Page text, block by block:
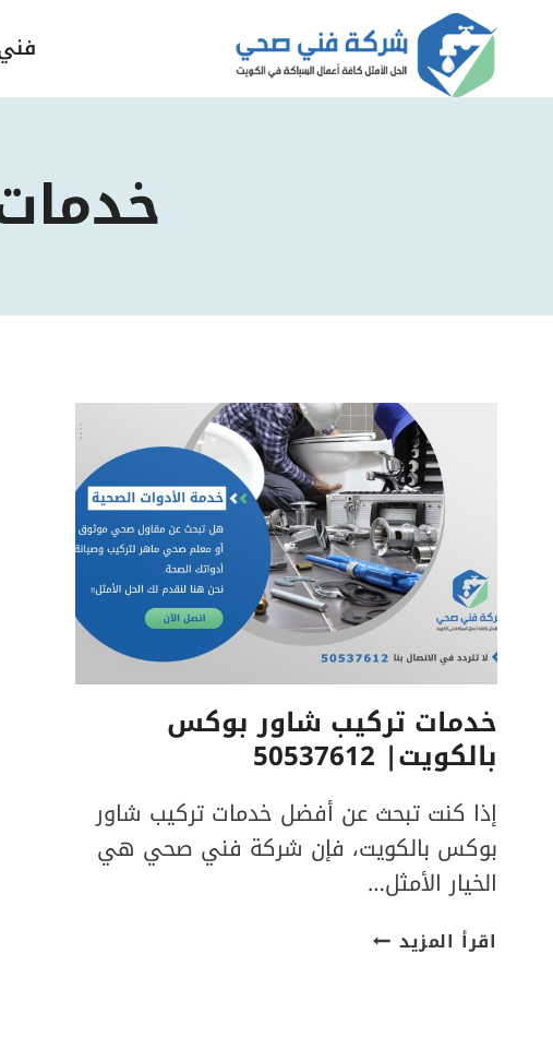
التجاوز
المحتوى
خدمات تركيب شاور بوكس
بالكويت| 50537612
إذا كنت تبحث عن أفضل خدمات تركيب شاور
بوكس بالكويت، فإن شركة فني صحي هي
الخيار الأمثل…
اقرأ المزيد خدمات